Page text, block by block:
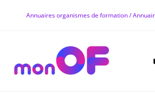
Annuaires organismes de formation /